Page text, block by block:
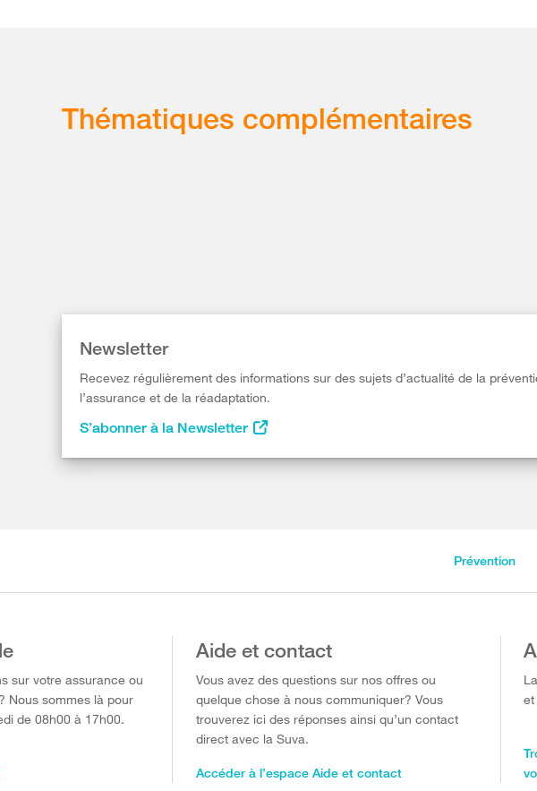
Thématiques complémentaires
Newsletter
Recevez régulièrement des informations sur des sujets d’actualité de la
l’assurance et de la réadaptation.
S’abonner à la Newsletter
Prévention
sur votre assurance ou
Nous sommes là pour
de 08h00 à 17h00.
Aide et contact
Vous avez des questions sur nos offres ou
quelque chose à nous communiquer? Vous
trouverez ici des réponses ainsi qu’un contact
direct avec la Suva.
Accéder à l’espace Aide et contact
et